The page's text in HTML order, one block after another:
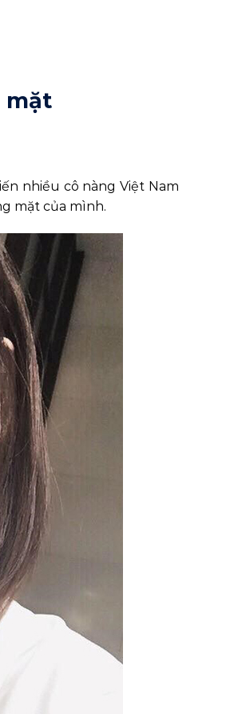
mặt
nhiều cô nàng Việt Nam
mặt của mình.